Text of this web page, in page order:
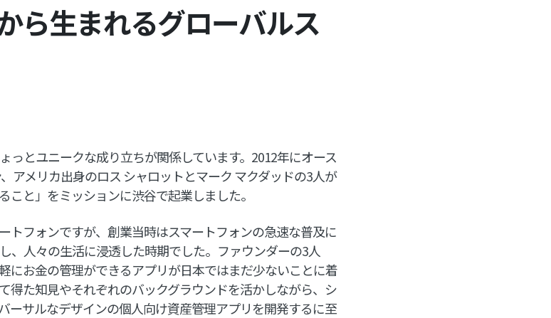
ら生まれるグローバルス
っとユニークな成り立ちが関係しています。2012年にオース
アメリカ出身のロス シャロットとマーク マクダッドの3人が
こと」をミッションに渋谷で起業しました。
トフォンですが、創業当時はスマートフォンの急速な普及に
、人々の生活に浸透した時期でした。ファウンダーの3人
にお金の管理ができるアプリが日本ではまだ少ないことに着
得た知見やそれぞれのバックグラウンドを活かしながら、シ
ーサルなデザインの個人向け資産管理アプリを開発するに至